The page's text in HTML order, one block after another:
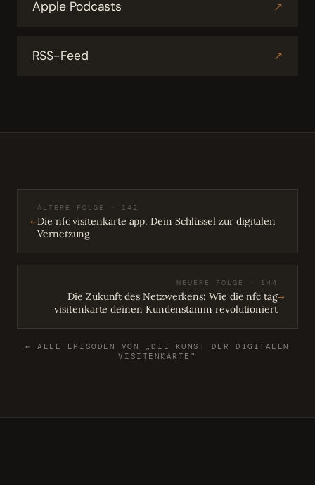
Apple Podcasts ↗
RSS-Feed ↗
←
ÄLTERE FOLGE · 142
Die nfc visitenkarte app: Dein Schlüssel zur digitalen
Vernetzung
NEUERE FOLGE · 144
Die Zukunft des Netzwerkens: Wie die nfc tag
visitenkarte deinen Kundenstamm revolutioniert
→
← ALLE EPISODEN VON „DIE KUNST DER DIGITALEN
VISITENKARTE"